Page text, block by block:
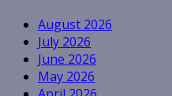
August 2026
July 2026
June 2026
May 2026